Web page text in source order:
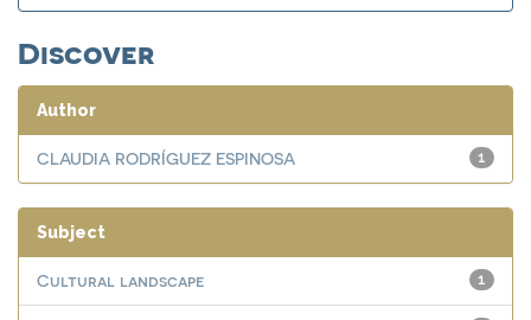
Discover
Author
1
CLAUDIA RODRÍGUEZ ESPINOSA
Subject
1
Cultural landscape